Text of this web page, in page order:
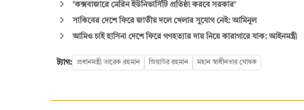
‘কক্সবাজারে মেরিন ইউনিভার্সিটি প্রতিষ্ঠা করবে সরকার’
সাকিবের দেশে ফিরে জাতীয় দলে খেলার সুযোগ নেই: আমিনুল
আমিও চাই হাসিনা দেশে ফিরে গণহত্যার দায় নিয়ে কারাগারে যাক: আইনমন্ত্রী
ট্যাগ: প্রধানমন্ত্রী তারেক রহমান জিয়াউর রহমান মহান স্বাধীনতার ঘোষক